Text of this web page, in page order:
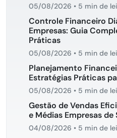
05/08/2026 • 5 min de
Controle Financeiro
Empresas: Guia
Práticas
05/08/2026 • 5 min de
Planejamento
Estratégias Práticas
05/08/2026 • 5 min de
Gestão de Vendas
e Médias Empresas de
04/08/2026 • 5 min de